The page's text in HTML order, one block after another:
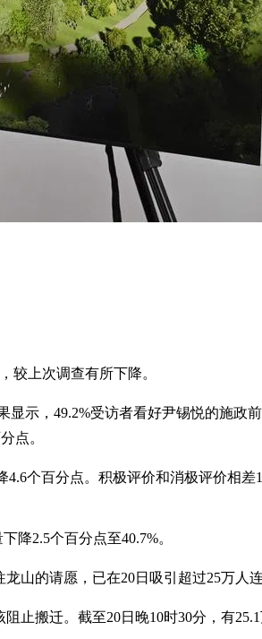
较上次调查有所下降。
显示，49.2%受访者看好尹锡悦的施政
点。
个百分点。积极评价和消极评价相差
降2.5个百分点至40.7%。
山的请愿，已在20日吸引超过25万人
搬迁。截至20日晚10时30分，有25.1